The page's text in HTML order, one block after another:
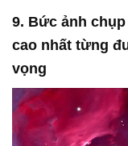
9. Bức ảnh
cao nhất từng
vọng